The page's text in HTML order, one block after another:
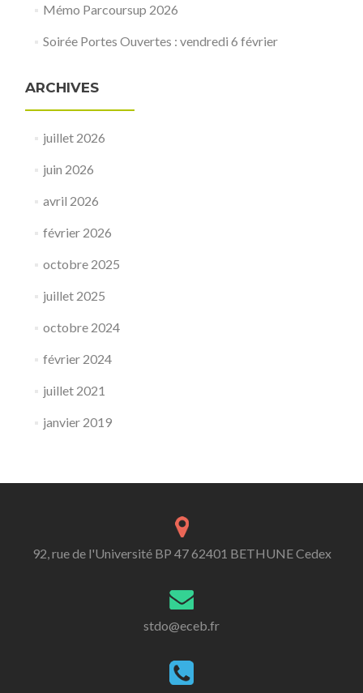
Mémo Parcoursup 2026
Soirée Portes Ouvertes : vendredi 6 février
ARCHIVES
juillet 2026
juin 2026
avril 2026
février 2026
octobre 2025
juillet 2025
octobre 2024
février 2024
juillet 2021
janvier 2019
92, rue de l'Université BP 47 62401 BETHUNE Cedex
stdo@eceb.fr